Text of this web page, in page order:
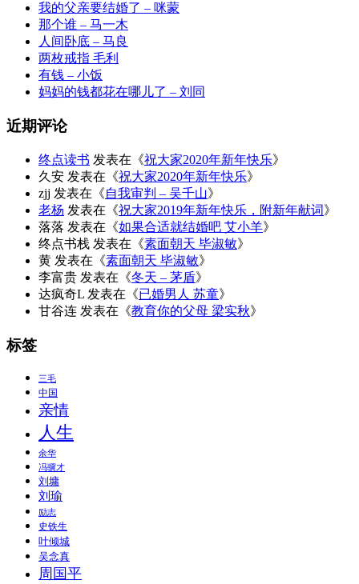
我的父亲要结婚了 – 咪蒙
那个谁 – 马一木
人间卧底 – 马良
两枚戒指 毛利
有钱 – 小饭
妈妈的钱都花在哪儿了 – 刘同
近期评论
终点读书 发表在《祝大家2020年新年快乐》
久安 发表在《祝大家2020年新年快乐》
zjj 发表在《自我审判 – 吴千山》
老杨 发表在《祝大家2019年新年快乐，附新年献词》
落落 发表在《如果合适就结婚吧 艾小羊》
终点书栈 发表在《素面朝天 毕淑敏》
黄 发表在《素面朝天 毕淑敏》
李富贵 发表在《冬天 – 茅盾》
达疯奇L 发表在《已婚男人 苏童》
甘谷连 发表在《教育你的父母 梁实秋》
标签
三毛
中国
亲情
人生
余华
冯骥才
刘墉
刘瑜
励志
史铁生
叶倾城
吴念真
周国平